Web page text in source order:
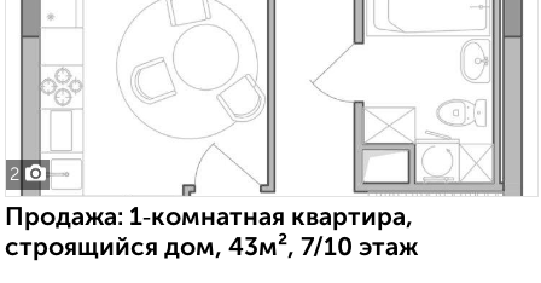
2
Продажа: 1‑комнатная квартира,
строящийся дом, 43м², 7/10 этаж